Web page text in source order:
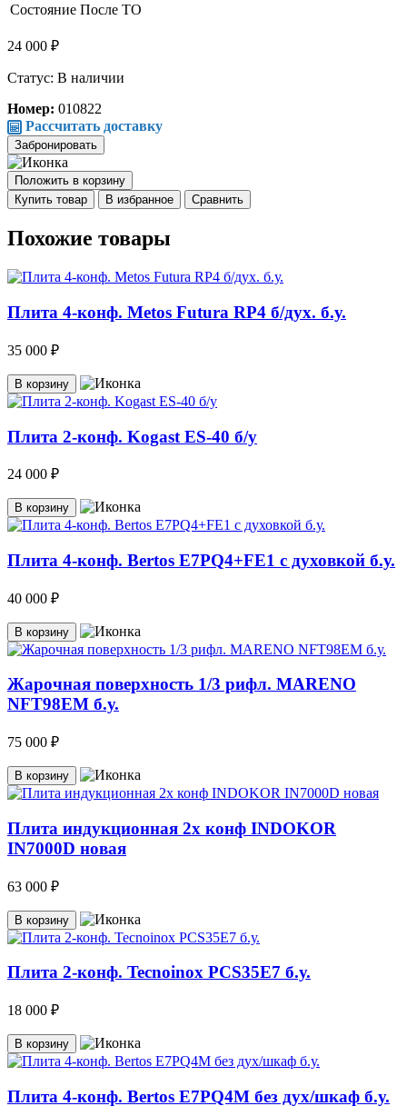
Состояние После ТО
24 000 ₽
Статус: В наличии
Номер: 010822
Рассчитать доставку
Забронировать
Положить в корзину
Купить товар
В избранное Сравнить
Похожие товары
Плита 4-конф. Metos Futura RP4 б/дух. б.у.
35 000 ₽
В корзину
Плита 2-конф. Kogast ES-40 б/у
24 000 ₽
В корзину
Плита 4-конф. Bertos E7PQ4+FE1 с духовкой б.у.
40 000 ₽
В корзину
Жарочная поверхность 1/3 рифл. MARENO
NFT98EM б.у.
75 000 ₽
В корзину
Плита индукционная 2х конф INDOKOR
IN7000D новая
63 000 ₽
В корзину
Плита 2-конф. Tecnoinox PCS35E7 б.у.
18 000 ₽
В корзину
Плита 4-конф. Bertos E7PQ4M без дух/шкаф б.у.